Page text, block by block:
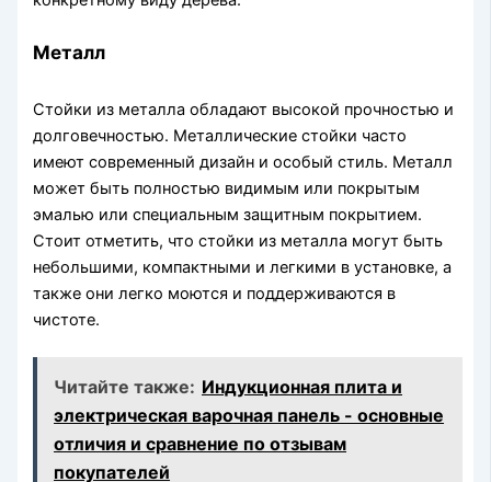
Металл
Стойки из металла обладают высокой прочностью и
долговечностью. Металлические стойки часто
имеют современный дизайн и особый стиль. Металл
может быть полностью видимым или покрытым
эмалью или специальным защитным покрытием.
Стоит отметить, что стойки из металла могут быть
небольшими, компактными и легкими в установке, а
также они легко моются и поддерживаются в
чистоте.
Читайте также: Индукционная плита и
электрическая варочная панель - основные
отличия и сравнение по отзывам
покупателей